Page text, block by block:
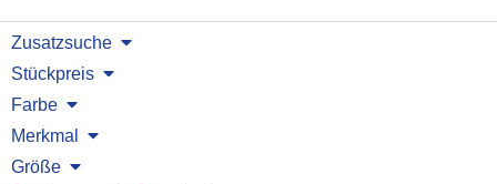
Zusatzsuche
Stückpreis
Farbe
Merkmal
Größe